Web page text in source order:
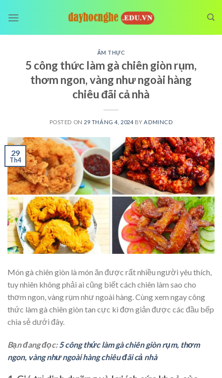
ẨM THỰC
5 công thức làm gà chiên giòn rụm,
thơm ngon, vàng như ngoài hàng
chiêu đãi cả nhà
POSTED ON 29 THÁNG 4, 2024 BY ADMINCD
29
Th4
Món gà chiên giòn là món ăn được rất nhiều người yêu thích,
tuy nhiên không phải ai cũng biết cách chiên làm sao cho
thơm ngon, vàng rụm như ngoài hàng. Cùng xem ngay công
thức làm gà chiên giòn tan cực kì đơn giản được các đầu bếp
chia sẻ dưới đây.
Bạn đang đọc: 5 công thức làm gà chiên giòn rụm, thơm
ngon, vàng như ngoài hàng chiêu đãi cả nhà